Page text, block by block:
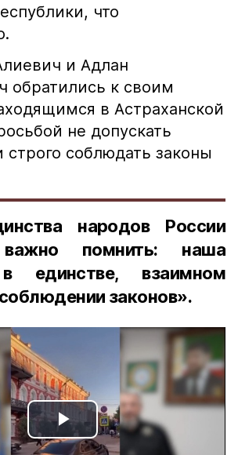
что
и Адлан
обратились к своим
в Астраханской
не допускать
соблюдать законы
народов России
важно помнить: наша
взаимном
законов».
Play